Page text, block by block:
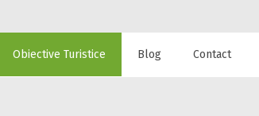
Obiective Turistice Blog Contact